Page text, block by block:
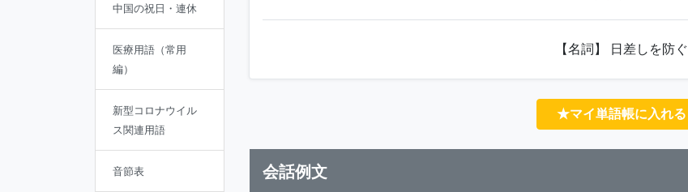
中国の祝日・連休
医療用語（常用
編）
新型コロナウイル
ス関連用語
音節表
【名詞】 日差しを防ぐ
★マイ単語帳に入れる
会話例文